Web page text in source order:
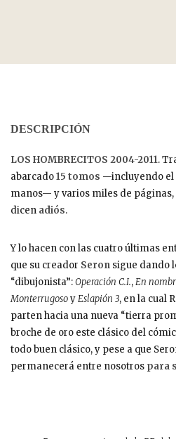
DESCRIPCIÓN
LOS HOMBRECITOS 2004-2011.
abarcado15 tomos —incluyendo el
manos— y varios miles de
dicen adiós.
Y lo hacen con las cuatro últimas
que su creador Seron sigue dando
“dibujonista”:Operación C.I.,En
MonterrugosoyEslapión 3, en la cual
parten hacia una nueva “tierra
broche de oro este clásico del
todo buen clásico, y pese a que
permanecerá entre nosotros para